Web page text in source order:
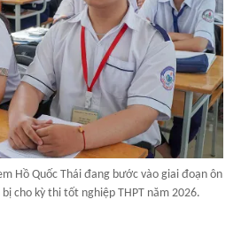
Hồ Quốc Thái đang bước vào giai đoạn ôn
cho kỳ thi tốt nghiệp THPT năm 2026.